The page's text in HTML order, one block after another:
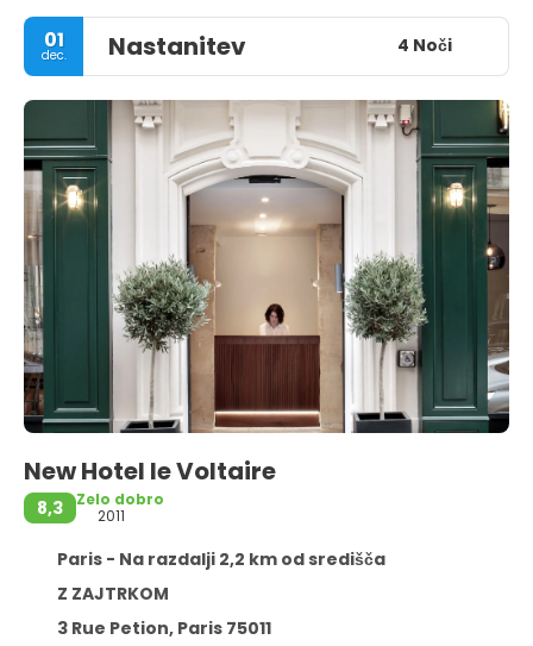
01
dec. Nastanitev 4 Noči
New Hotel le Voltaire
8,3
Zelo dobro
2011
Paris - Na razdalji 2,2 km od središča
Z ZAJTRKOM
3 Rue Petion, Paris 75011